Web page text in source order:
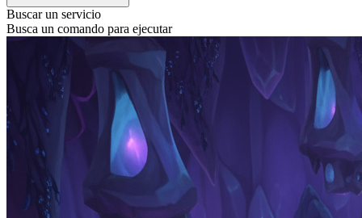
Buscar un servicio
Busca un comando para ejecutar